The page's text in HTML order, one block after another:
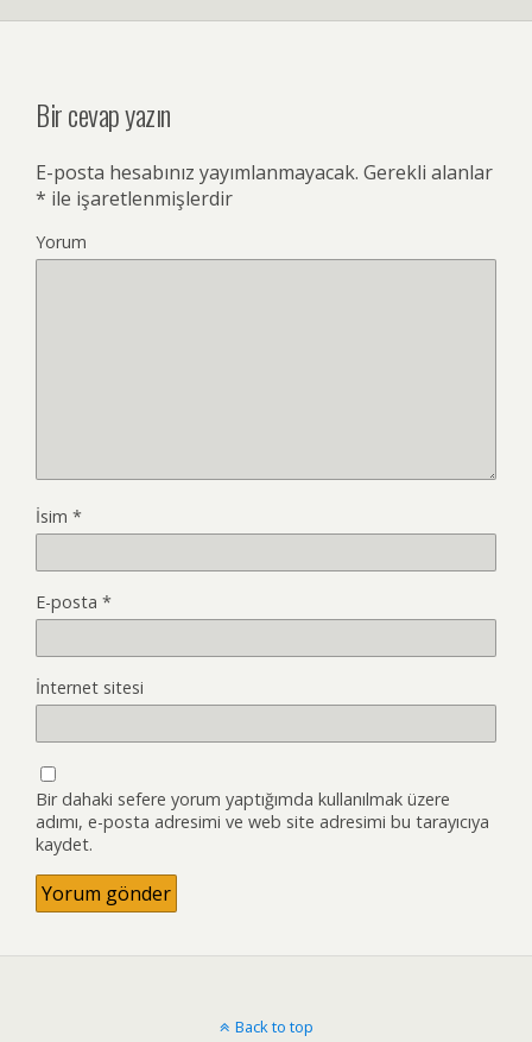
Bir cevap yazın
E-posta hesabınız yayımlanmayacak. Gerekli alanlar
* ile işaretlenmişlerdir
Yorum
İsim *
E-posta *
İnternet sitesi
Bir dahaki sefere yorum yaptığımda kullanılmak üzere
adımı, e-posta adresimi ve web site adresimi bu tarayıcıya
kaydet.
Back to top